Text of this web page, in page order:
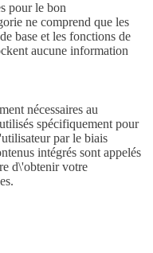
pour le bon
ne comprend que les
base et les fonctions de
aucune information
nécessaires au
spécifiquement pour
par le biais
intégrés sont appelés
d\'obtenir votre